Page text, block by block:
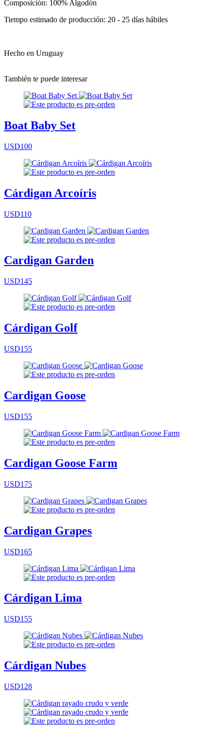
Composición: 100% Algodón
Tiempo estimado de producción: 20 - 25 días hábiles
Hecho en Uruguay
También te puede interesar
Boat Baby Set
USD100
Cárdigan Arcoíris
USD110
Cardigan Garden
USD145
Cárdigan Golf
USD155
Cardigan Goose
USD155
Cardigan Goose Farm
USD175
Cardigan Grapes
USD165
Cárdigan Lima
USD155
Cárdigan Nubes
USD128